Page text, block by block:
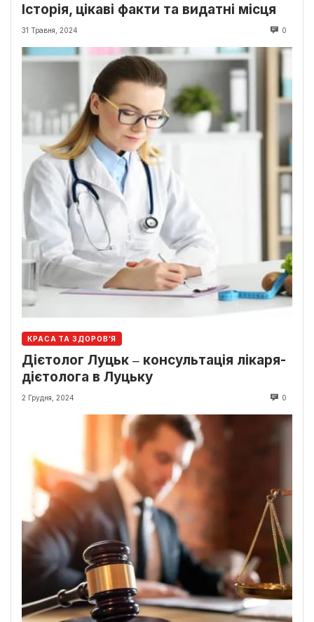
Історія, цікаві факти та видатні місця
31 Травня, 2024 0
КРАСА ТА ЗДОРОВ'Я
Дієтолог Луцьк ‒ консультація лікаря-
дієтолога в Луцьку
2 Грудня, 2024 0